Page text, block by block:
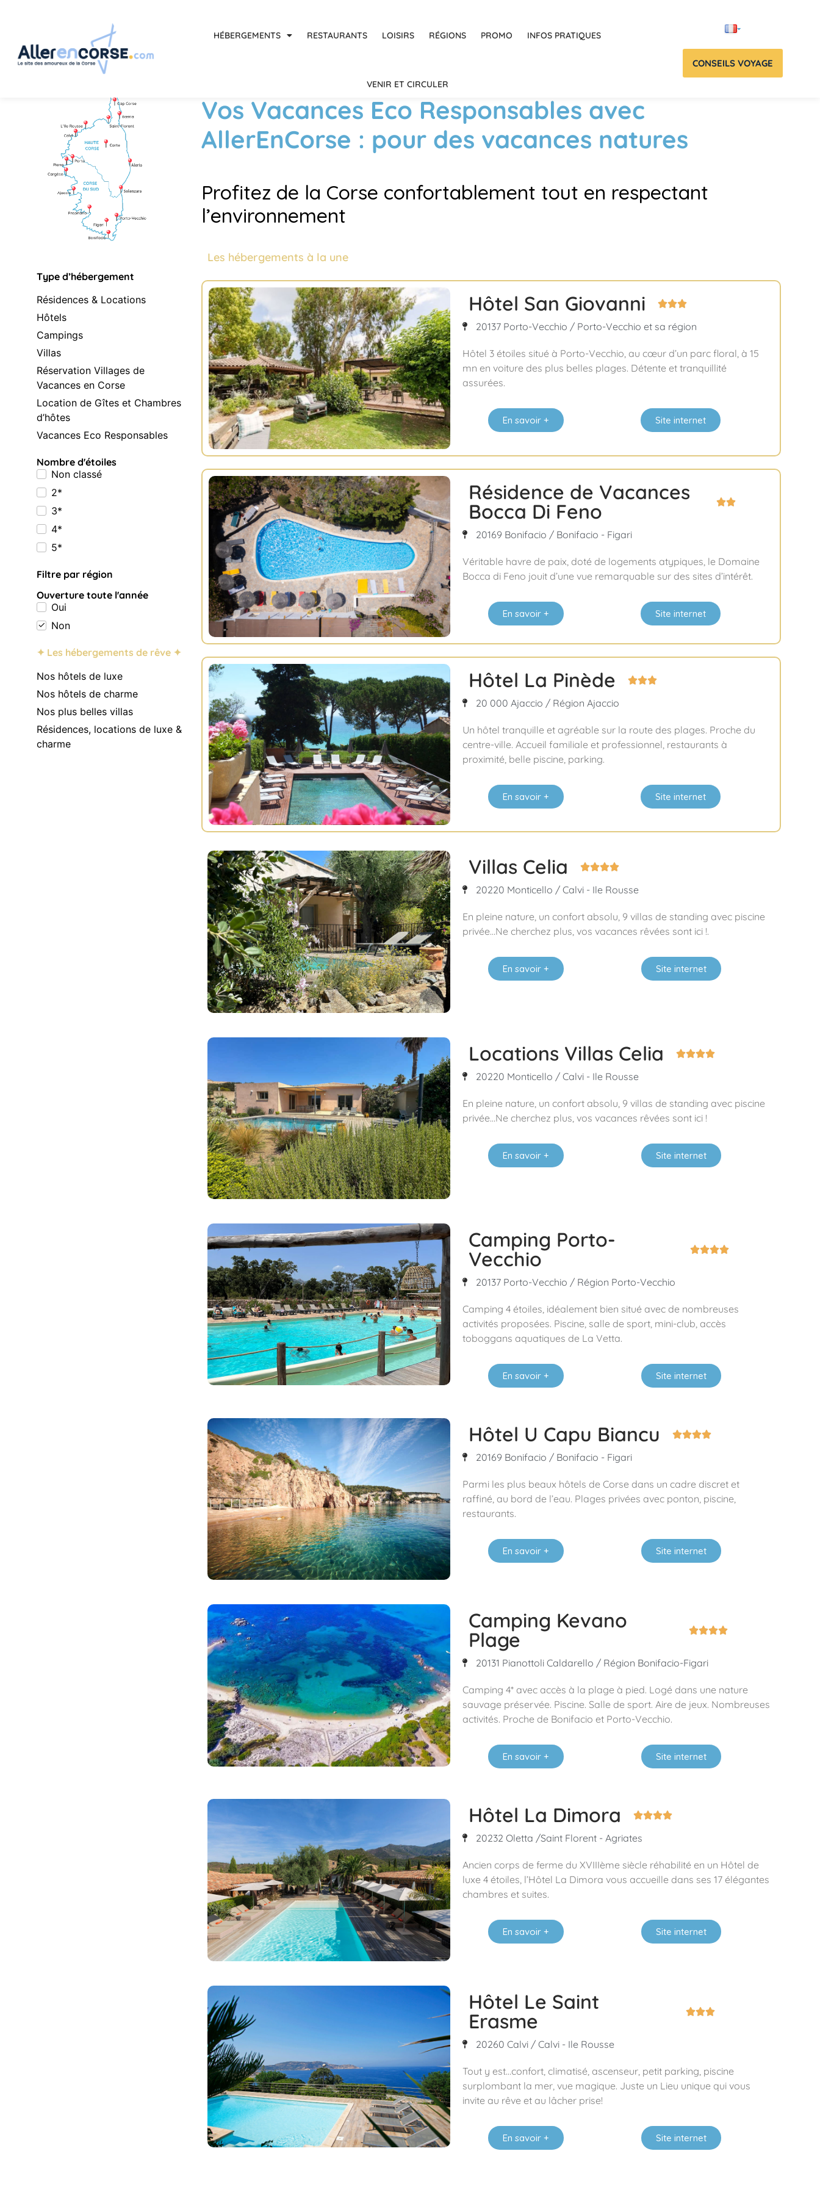
HÉBERGEMENTS RESTAURANTS LOISIRS RÉGIONS PROMO INFOS PRATIQUES
VENIR ET CIRCULER
CONSEILS VOYAGE
Type d’hébergement
Résidences & Locations
Hôtels
Campings
Villas
Réservation Villages de
Vacances en Corse
Location de Gîtes et Chambres
d’hôtes
Vacances Eco Responsables
Nombre d'étoiles
Non classé
2*
3*
4*
5*
Filtre par région
Ouverture toute l'année
Oui
Non
✦ Les hébergements de rêve ✦
Nos hôtels de luxe
Nos hôtels de charme
Nos plus belles villas
Résidences, locations de luxe &
charme
Vos Vacances Eco Responsables avec
AllerEnCorse : pour des vacances natures
Profitez de la Corse confortablement tout en respectant
l’environnement
Les hébergements à la une
Hôtel San Giovanni 
20137 Porto-Vecchio / Porto-Vecchio et sa région
Hôtel 3 étoiles situé à Porto-Vecchio, au cœur d’un parc floral, à 15
mn en voiture des plus belles plages. Détente et tranquillité
assurées.
En savoir + Site internet
Résidence de Vacances
Bocca Di Feno

20169 Bonifacio / Bonifacio - Figari
Véritable havre de paix, doté de logements atypiques, le Domaine
Bocca di Feno jouit d’une vue remarquable sur des sites d’intérêt.
En savoir + Site internet
Hôtel La Pinède 
20 000 Ajaccio / Région Ajaccio
Un hôtel tranquille et agréable sur la route des plages. Proche du
centre-ville. Accueil familiale et professionnel, restaurants à
proximité, belle piscine, parking.
En savoir + Site internet
Villas Celia 
20220 Monticello / Calvi - Ile Rousse
En pleine nature, un confort absolu, 9 villas de standing avec piscine
privée…Ne cherchez plus, vos vacances rêvées sont ici !.
En savoir + Site internet
Locations Villas Celia 
20220 Monticello / Calvi - Ile Rousse
En pleine nature, un confort absolu, 9 villas de standing avec piscine
privée…Ne cherchez plus, vos vacances rêvées sont ici !
En savoir + Site internet
Camping Porto-
Vecchio

20137 Porto-Vecchio / Région Porto-Vecchio
Camping 4 étoiles, idéalement bien situé avec de nombreuses
activités proposées. Piscine, salle de sport, mini-club, accès
toboggans aquatiques de La Vetta.
En savoir + Site internet
Hôtel U Capu Biancu 
20169 Bonifacio / Bonifacio - Figari
Parmi les plus beaux hôtels de Corse dans un cadre discret et
raffiné, au bord de l’eau. Plages privées avec ponton, piscine,
restaurants.
En savoir + Site internet
Camping Kevano
Plage

20131 Pianottoli Caldarello / Région Bonifacio-Figari
Camping 4* avec accès à la plage à pied. Logé dans une nature
sauvage préservée. Piscine. Salle de sport. Aire de jeux. Nombreuses
activités. Proche de Bonifacio et Porto-Vecchio.
En savoir + Site internet
Hôtel La Dimora 
20232 Oletta /Saint Florent - Agriates
Ancien corps de ferme du XVIIIème siècle réhabilité en un Hôtel de
luxe 4 étoiles, l’Hôtel La Dimora vous accueille dans ses 17 élégantes
chambres et suites.
En savoir + Site internet
Hôtel Le Saint
Erasme

20260 Calvi / Calvi - Ile Rousse
Tout y est…confort, climatisé, ascenseur, petit parking, piscine
surplombant la mer, vue magique. Juste un Lieu unique qui vous
invite au rêve et au lâcher prise!
En savoir + Site internet